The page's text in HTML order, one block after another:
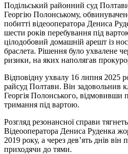
Подільський районний суд
Георгію Полонському,
побитті відеооператора Дениса
шести років перебування під
цілодобовий домашній арешт із
браслета. Рішення було ухвалене
ризики, на яких наполягав
Відповідну ухвалу 16 липня 2025
райсуд Полтави. Він задовольнив
Георгія Полонського, відмовивши
тримання під вартою.
Розгляд резонансної справи
Відеооператора Дениса Руденка
2019 року, а через дев’ять днів він
приходячи до тями.